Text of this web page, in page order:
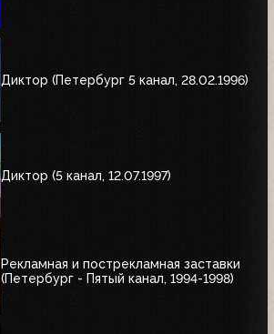
Диктор (Петербург 5 канал, 28.02.1996)
Диктор (5 канал, 12.07.1997)
Рекламная и пострекламная заставки
(Петербург - Пятый канал, 1994-1998)